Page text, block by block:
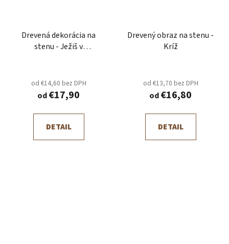
Drevená dekorácia na
stenu - Ježiš v
od €14,60 bez DPH
od€17,90
DETAIL
Drevený obraz na stenu -
Kríž
od €13,70 bez DPH
od€16,80
DETAIL